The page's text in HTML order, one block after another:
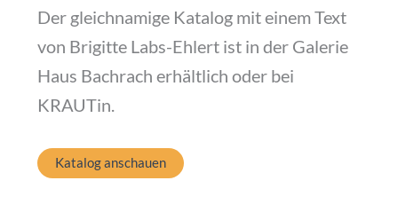
Der gleichnamige Katalog mit einem Text
von Brigitte Labs-Ehlert ist in der Galerie
Haus Bachrach erhältlich oder bei
KRAUTin.
Katalog anschauen